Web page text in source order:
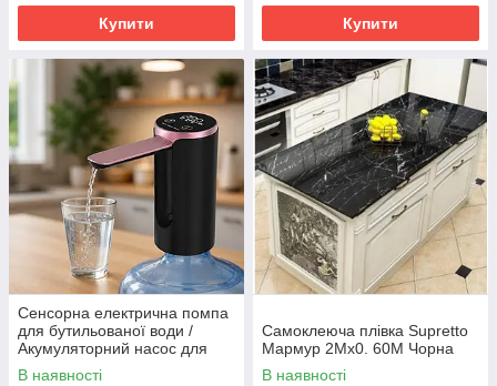
Купити Купити
Сенсорна електрична помпа
для бутильованої води /
Акумуляторний насос для
води / Диспенсер для води
В наявності
Самоклеюча плівка Supretto
Мармур 2Mх0. 60M Чорна
В наявності